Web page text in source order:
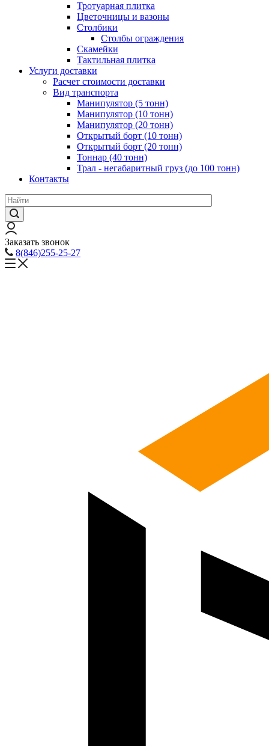
Тротуарная плитка
Цветочницы и вазоны
Столбики
Столбы ограждения
Скамейки
Тактильная плитка
Услуги доставки
Расчет стоимости доставки
Вид транспорта
Манипулятор (5 тонн)
Манипулятор (10 тонн)
Манипулятор (20 тонн)
Открытый борт (10 тонн)
Открытый борт (20 тонн)
Тоннар (40 тонн)
Трал - негабаритный груз (до 100 тонн)
Контакты
Заказать звонок
8(846)255-25-27